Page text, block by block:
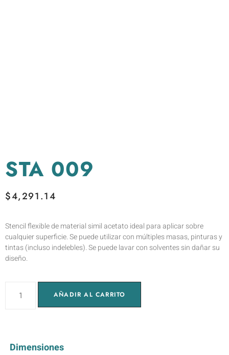
STA 009
$4,291.14
Stencil flexible de material simil acetato ideal para aplicar sobre
cualquier superficie. Se puede utilizar con múltiples masas, pinturas y
tintas (incluso indelebles). Se puede lavar con solventes sin dañar su
diseño.
AÑADIR AL CARRITO
Dimensiones